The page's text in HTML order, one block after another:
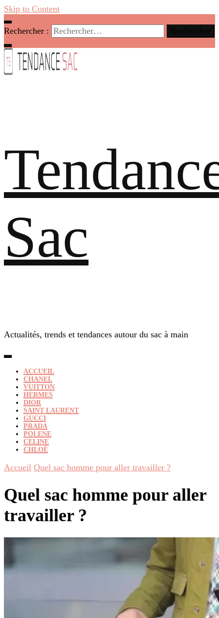
Skip to Content
Rechercher :
Sac
Actualités, trends et tendances autour du sac à main
ACCUEIL
CHANEL
VUITTON
HERMES
DIOR
SAINT LAURENT
GUCCI
PRADA
POLENE
CELINE
CHLOÉ
Accueil Quel sac homme pour aller travailler ?
Quel sac homme pour aller
travailler ?